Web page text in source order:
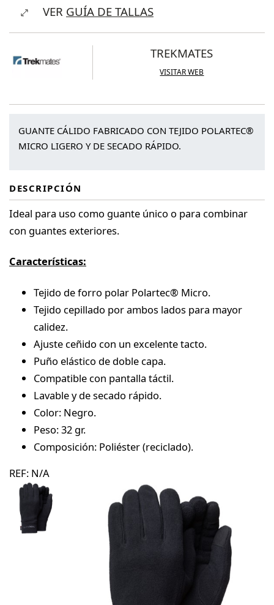
Glove
VER GUÍA DE TALLAS
TREKMATES
VISITAR WEB
GUANTE CÁLIDO FABRICADO CON TEJIDO POLARTEC®
MICRO LIGERO Y DE SECADO RÁPIDO.
DESCRIPCIÓN
Ideal para uso como guante único o para combinar
con guantes exteriores.
Características:
Tejido de forro polar Polartec® Micro.
Tejido cepillado por ambos lados para mayor
calidez.
Ajuste ceñido con un excelente tacto.
Puño elástico de doble capa.
Compatible con pantalla táctil.
Lavable y de secado rápido.
Color: Negro.
Peso: 32 gr.
Composición: Poliéster (reciclado).
REF: N/A